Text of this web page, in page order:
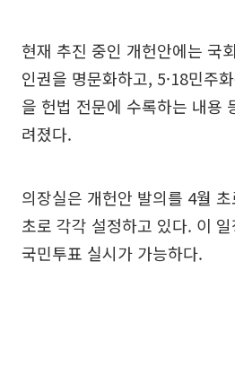
현재 추진 중인 개헌안에는 국
인권을 명문화하고, 5·18민주
을 헌법 전문에 수록하는 내용
려졌다.
의장실은 개헌안 발의를 4월
초로 각각 설정하고 있다. 이
국민투표 실시가 가능하다.